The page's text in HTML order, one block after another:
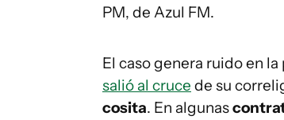
PM, de Azul FM.
El caso genera ruido en
salió al cruce de su
cosita. En algunas